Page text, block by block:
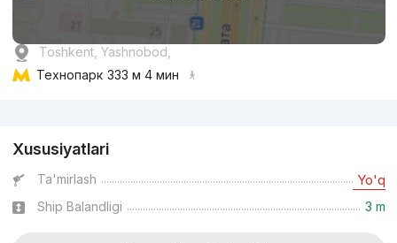
Toshkent, Yashnobod,
Технопарк 333 м 4 мин
Xususiyatlari
Ta'mirlash Yo'q
Ship Balandligi 3 m